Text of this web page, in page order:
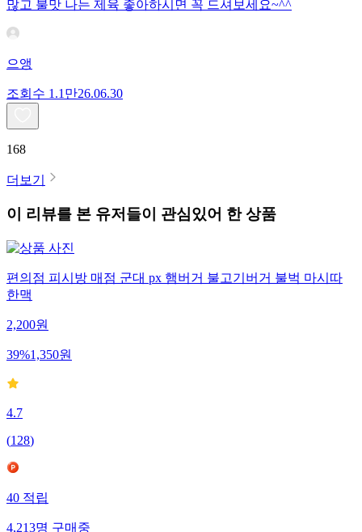
많고 불맛 나는 제육 좋아하시면 꼭 드셔보세요~^^
으앵
조회수 1.1만26.06.30
168
더보기
이 리뷰를 본 유저들이 관심있어 한 상품
편의점 피시방 매점 군대 px 햄버거 불고기버거 불벅 마시따
한맥
2,200원
39%1,350원
4.7
(128)
40 적립
4,213명 구매중